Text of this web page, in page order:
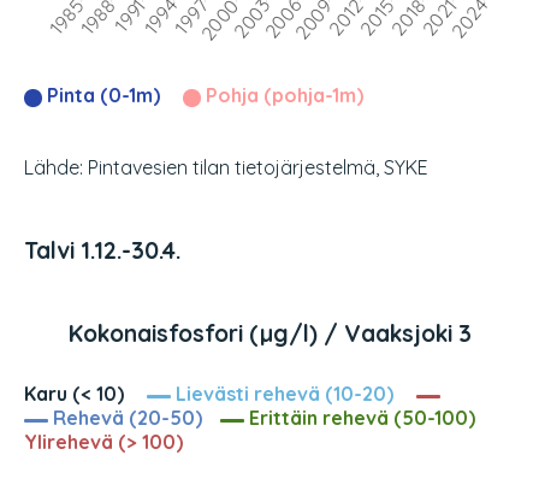
Pinta (0-1m) Pohja (pohja-1m)
Lähde: Pintavesien tilan tietojärjestelmä, SYKE
Talvi 1.12.-30.4.
Kokonaisfosfori (µg/l) / Vaaksjoki 3
Karu (< 10)
Lievästi rehevä (10-20)
Rehevä (20-50)
Erittäin rehevä (50-100)
Ylirehevä (> 100)